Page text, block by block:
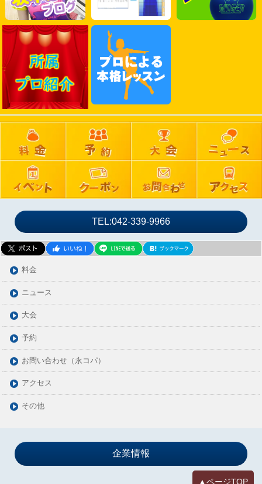
2025年03月
2025年02月
2025年01月
2024年12月
2024年11月
2024年10月
2024年09月
2024年08月
2024年07月
2024年06月
2024年05月
2024年04月
2024年03月
2024年02月
2024年01月
2023年12月
2023年11月
2023年10月
2023年09月
2023年08月
2023年07月
2023年06月
2023年05月
2023年04月
2023年01月
▲ページTOP
TEL:042-339-9966
料金
ニュース
大会
予約
お問い合わせ（永コパ）
アクセス
その他
企業情報